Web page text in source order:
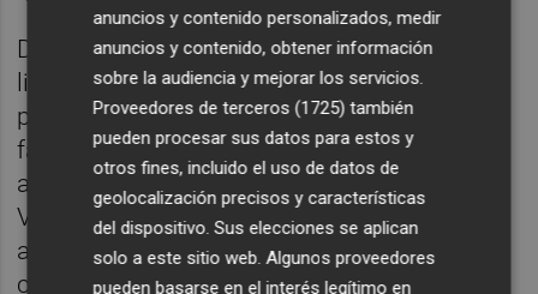
De esta forma le ha agradecido "a la España
limpia", así como a sus compañeros, al
presidente del partido, a sus amigos y
familiares y a los valencianos, que volvieron
a elegirle como presidente de la Generalitat
Valenciana en las pasadas elecciones
autonómicas de mayo, que siempre hayan
creído en él.
anuncios y contenido personalizados, medir
anuncios y contenido, obtener información
sobre la audiencia y mejorar los servicios.
Proveedores de terceros (1725) también
pueden procesar sus datos para estos y
otros fines, incluido el uso de datos de
geolocalización precisos y características
del dispositivo. Sus elecciones se aplican
solo a este sitio web. Algunos proveedores
pueden basarse en el interés legítimo en